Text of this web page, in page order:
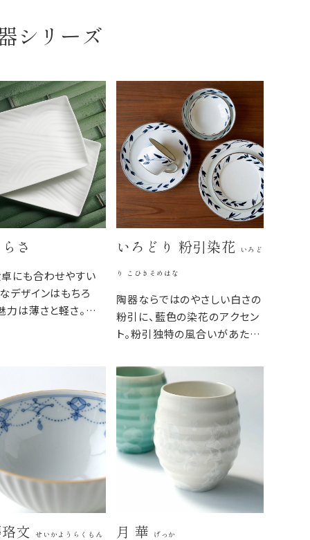
シリーズ
さ
にも合わせやすい
デザインはもちろ
力は薄さと軽さ。重
いろどり 粉引染花 いろど
り こひきそめはな
陶器ならではのやさしい白さの
粉引に、藍色の染花のアクセン
ト。粉引独特の風合いがあたた
と染花の藍色が食卓を明るくし
ます。
文 せいかようらくもん 月 華 げっか